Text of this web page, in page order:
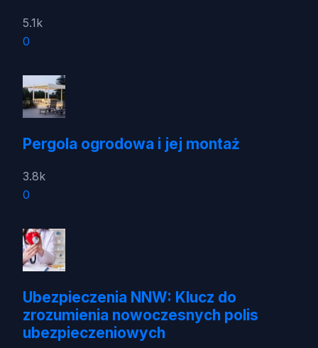
5.1k
0
Pergola ogrodowa i jej montaż
3.8k
0
Ubezpieczenia NNW: Klucz do
zrozumienia nowoczesnych polis
ubezpieczeniowych